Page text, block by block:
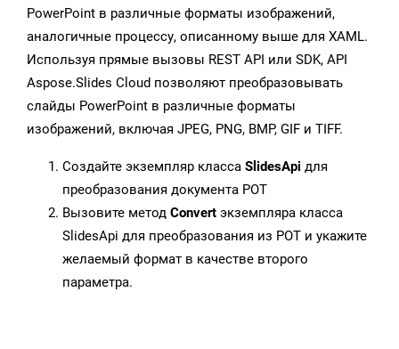
PowerPoint в различные форматы изображений,
аналогичные процессу, описанному выше для XAML.
Используя прямые вызовы REST API или SDK, API
Aspose.Slides Cloud позволяют преобразовывать
слайды PowerPoint в различные форматы
изображений, включая JPEG, PNG, BMP, GIF и TIFF.
Создайте экземпляр класса SlidesApi для
преобразования документа POT
Вызовите метод Convert экземпляра класса
SlidesApi для преобразования из POT и укажите
желаемый формат в качестве второго
параметра.